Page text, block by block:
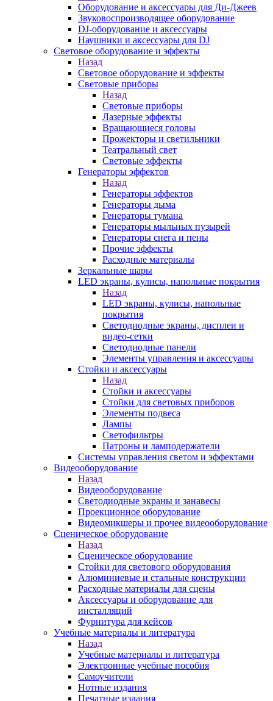
Оборудование и аксессуары для Ди-Джеев
Звуковоспроизводящее оборудование
DJ-оборудование и аксессуары
Наушники и аксессуары для DJ
Световое оборудование и эффекты
Назад
Световое оборудование и эффекты
Световые приборы
Назад
Световые приборы
Лазерные эффекты
Вращающиеся головы
Прожекторы и светильники
Театральный свет
Световые эффекты
Генераторы эффектов
Назад
Генераторы эффектов
Генераторы дыма
Генераторы тумана
Генераторы мыльных пузырей
Генераторы снега и пены
Прочие эффекты
Расходные материалы
Зеркальные шары
LED экраны, кулисы, напольные покрытия
Назад
LED экраны, кулисы, напольные
покрытия
Светодиодные экраны, дисплеи и
видео-сетки
Светодиодные панели
Элементы управления и аксессуары
Стойки и аксессуары
Назад
Стойки и аксессуары
Стойки для световых приборов
Элементы подвеса
Лампы
Светофильтры
Патроны и ламподержатели
Системы управления светом и эффектами
Видеооборудование
Назад
Видеооборудование
Светодиодные экраны и занавесы
Проекционное оборудование
Видеомикшеры и прочее видеооборудование
Сценическое оборудование
Назад
Сценическое оборудование
Стойки для светового оборудования
Алюминиевые и стальные конструкции
Расходные материалы для сцены
Аксессуары и оборудование для
инсталляций
Фурнитура для кейсов
Учебные материалы и литература
Назад
Учебные материалы и литература
Электронные учебные пособия
Самоучители
Нотные издания
Печатные издания